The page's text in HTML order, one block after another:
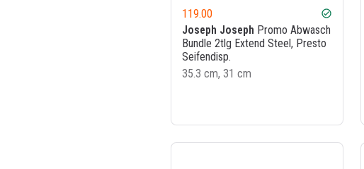
119.00 check_circle
Joseph Joseph Promo Abwasch
Bundle 2tlg Extend Steel, Presto
Seifendisp.
35.3 cm, 31 cm